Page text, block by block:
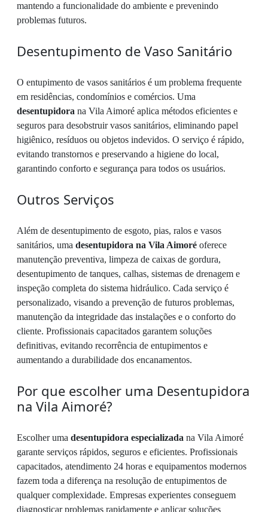
mantendo a funcionalidade do ambiente e prevenindo
problemas futuros.
Desentupimento de Vaso Sanitário
O entupimento de vasos sanitários é um problema frequente
em residências, condomínios e comércios. Uma
desentupidora na Vila Aimoré aplica métodos eficientes e
seguros para desobstruir vasos sanitários, eliminando papel
higiênico, resíduos ou objetos indevidos. O serviço é rápido,
evitando transtornos e preservando a higiene do local,
garantindo conforto e segurança para todos os usuários.
Outros Serviços
Além de desentupimento de esgoto, pias, ralos e vasos
sanitários, uma desentupidora na Vila Aimoré oferece
manutenção preventiva, limpeza de caixas de gordura,
desentupimento de tanques, calhas, sistemas de drenagem e
inspeção completa do sistema hidráulico. Cada serviço é
personalizado, visando a prevenção de futuros problemas,
manutenção da integridade das instalações e o conforto do
cliente. Profissionais capacitados garantem soluções
definitivas, evitando recorrência de entupimentos e
aumentando a durabilidade dos encanamentos.
Por que escolher uma Desentupidora
na Vila Aimoré?
Escolher uma desentupidora especializada na Vila Aimoré
garante serviços rápidos, seguros e eficientes. Profissionais
capacitados, atendimento 24 horas e equipamentos modernos
fazem toda a diferença na resolução de entupimentos de
qualquer complexidade. Empresas experientes conseguem
diagnosticar problemas rapidamente e aplicar soluções